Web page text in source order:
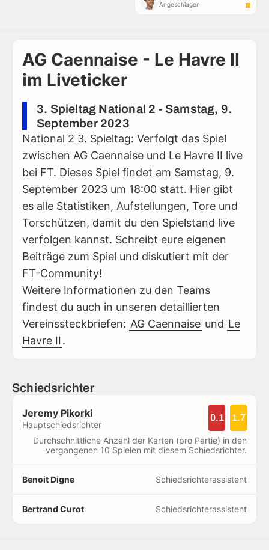
Angeschlagen
AG Caennaise - Le Havre II
im Liveticker
3. Spieltag National 2 - Samstag, 9.
September 2023
National 2 3. Spieltag: Verfolgt das Spiel
zwischen AG Caennaise und Le Havre II live
bei FT. Dieses Spiel findet am Samstag, 9.
September 2023 um 18:00 statt. Hier gibt
es alle Statistiken, Aufstellungen, Tore und
Torschützen, damit du den Spielstand live
verfolgen kannst. Schreibt eure eigenen
Beiträge zum Spiel und diskutiert mit der
FT-Community!
Weitere Informationen zu den Teams
findest du auch in unseren detaillierten
Vereinssteckbriefen: AG Caennaise und Le
Havre II.
Schiedsrichter
Jeremy Pikorki
Hauptschiedsrichter
0.1 1.7
Durchschnittliche Anzahl der Karten (pro Partie) in den
vergangenen 10 Spielen mit diesem Schiedsrichter.
Benoit Digne Schiedsrichterassistent
Bertrand Curot Schiedsrichterassistent